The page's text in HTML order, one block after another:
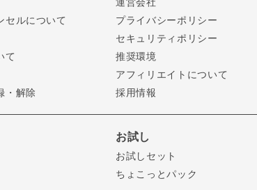
セルについて
て
・解除
運営会社
プライバシーポリシー
セキュリティポリシー
推奨環境
アフィリエイトについて
採用情報
お試し
お試しセット
ちょこっとパック